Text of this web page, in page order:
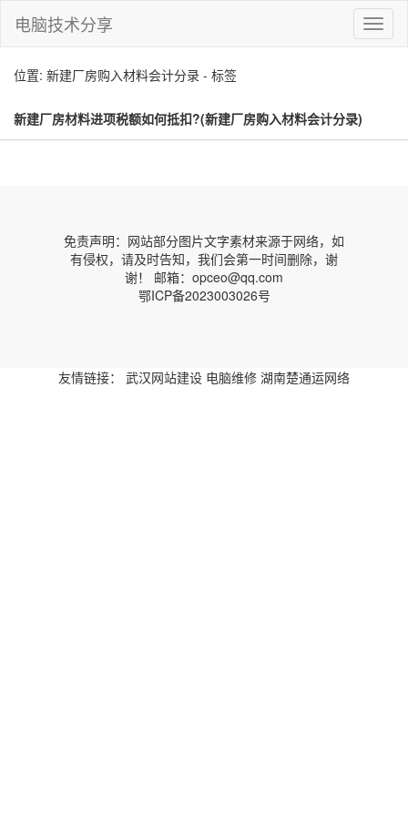
切
换
电脑技术分享
位置: 新建厂房购入材料会计分录 - 标签
新建厂房材料进项税额如何抵扣?(新建厂房购入材料会计分录)
免责声明：网站部分图片文字素材来源于网络，如
有侵权，请及时告知，我们会第一时间删除，谢
谢！ 邮箱：opceo@qq.com
鄂ICP备2023003026号
友情链接： 武汉网站建设 电脑维修 湖南楚通运网络